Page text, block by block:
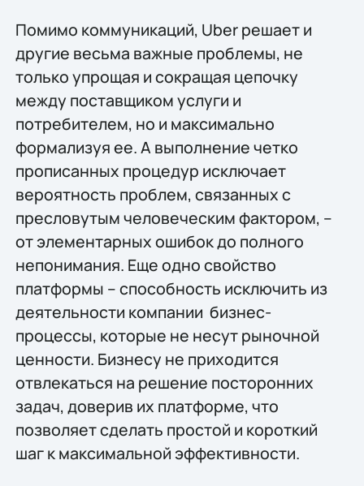
Помимо коммуникаций, Uber решает и
другие весьма важные проблемы, не
только упрощая и сокращая цепочку
между поставщиком услуги и
потребителем, но и максимально
формализуя ее. А выполнение четко
прописанных процедур исключает
вероятность проблем, связанных с
пресловутым человеческим фактором, –
от элементарных ошибок до полного
непонимания. Еще одно свойство
платформы – способность исключить из
деятельности компании бизнес-
процессы, которые не несут рыночной
ценности. Бизнесу не приходится
отвлекаться на решение посторонних
задач, доверив их платформе, что
позволяет сделать простой и короткий
шаг к максимальной эффективности.